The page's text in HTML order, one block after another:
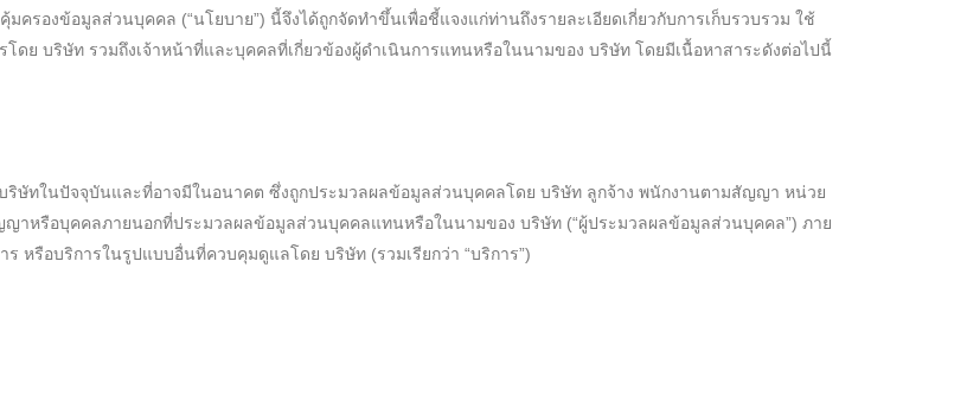
รองข้อมูลส่วนบุคคล (“นโยบาย”) นี้จึงได้ถูกจัดทำขึ้นเพื่อชี้แจงแก่ท่านถึงรายละเอียดเกี่ยวกับการเก็บรวบรวม ใช้
โดย บริษัท รวมถึงเจ้าหน้าที่และบุคคลที่เกี่ยวข้องผู้ดำเนินการแทนหรือในนามของ บริษัท โดยมีเนื้อหาสาระดังต่อไปนี้
ทในปัจจุบันและที่อาจมีในอนาคต ซึ่งถูกประมวลผลข้อมูลส่วนบุคคลโดย บริษัท ลูกจ้าง พนักงานตามสัญญา หน่วย
าหรือบุคคลภายนอกที่ประมวลผลข้อมูลส่วนบุคคลแทนหรือในนามของ บริษัท (“ผู้ประมวลผลข้อมูลส่วนบุคคล”) ภาย
หรือบริการในรูปแบบอื่นที่ควบคุมดูแลโดย บริษัท (รวมเรียกว่า “บริการ”)